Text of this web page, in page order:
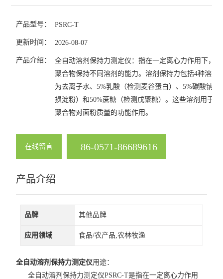
面团拉伸仪PE-E
混样润麦仪
小麦粉加工精度测定仪
盘式粉碎磨
面团拉伸仪PE-T
粉质仪PF-E
降落数值仪
产品型号： PSRC-T
更新时间： 2026-08-07
产品介绍：
全自动溶剂保持力测定仪：指在一定离心力作用下，
聚合物保持不同溶剂的能力。溶剂保持力包括4种溶剂
为去离子水、5%乳酸（检测麦谷蛋白）、5%碳酸钠（
损淀粉）和50%蔗糖（检测戊聚糖）。这些溶剂用于检
聚合物对面粉质量的功能作用。
在线留言 86-0571-86689616
产品介绍
品牌 其他品牌
应用领域 食品/农产品,农林牧渔
全自动溶剂保持力测定仪用途：
全自动溶剂保持力测定仪PSRC-T是指在一定离心力作用